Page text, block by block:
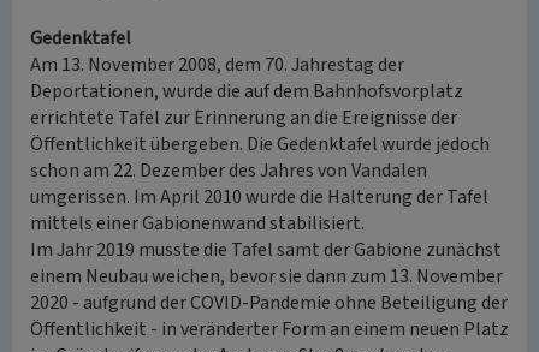
Gedenktafel
Am 13. November 2008, dem 70. Jahrestag der
Deportationen, wurde die auf dem Bahnhofsvorplatz
errichtete Tafel zur Erinnerung an die Ereignisse der
Öffentlichkeit übergeben. Die Gedenktafel wurde jedoch
schon am 22. Dezember des Jahres von Vandalen
umgerissen. Im April 2010 wurde die Halterung der Tafel
mittels einer Gabionenwand stabilisiert.
Im Jahr 2019 musste die Tafel samt der Gabione zunächst
einem Neubau weichen, bevor sie dann zum 13. November
2020 - aufgrund der COVID-Pandemie ohne Beteiligung der
Öffentlichkeit - in veränderter Form an einem neuen Platz